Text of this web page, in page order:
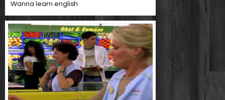
Wanna learn english